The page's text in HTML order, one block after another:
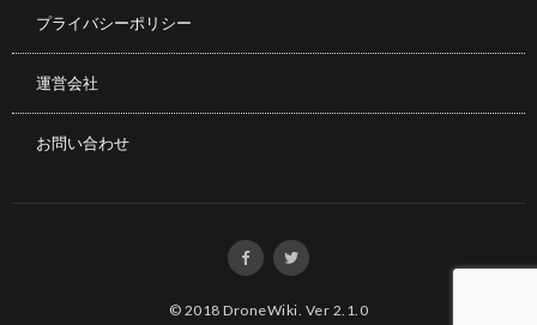
プライバシーポリシー
運営会社
お問い合わせ
© 2018DroneWiki Ver 2.1.0